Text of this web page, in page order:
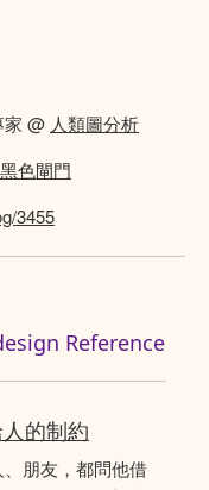
@ 人類圖分析
色閘門
3455
Reference
的制約
朋友，都問他借